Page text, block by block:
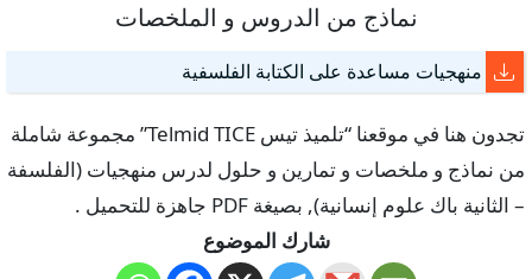
نماذج من الدروس و الملخصات
منهجيات مساعدة على الكتابة الفلسفية
تجدون هنا في موقعنا “تلميذ تيس Telmid TICE” مجموعة شاملة
من نماذج و ملخصات و تمارين و حلول لدرس منهجيات (الفلسفة
– الثانية باك علوم إنسانية), بصيغة PDF جاهزة للتحميل .
شارك الموضوع